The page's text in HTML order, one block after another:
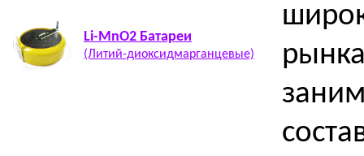
Li-MnO2 Батареи
(Литий-диоксидмарганцевые)